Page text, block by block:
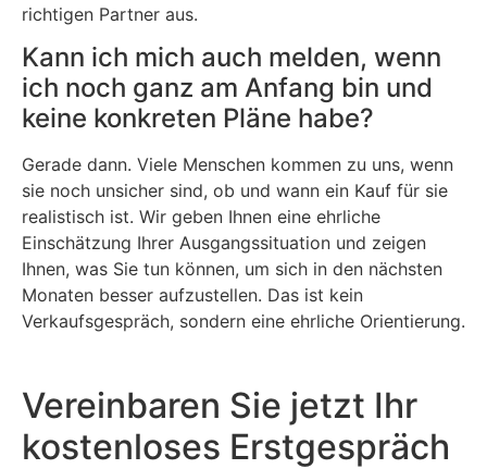
richtigen Partner aus.
Kann ich mich auch melden, wenn
ich noch ganz am Anfang bin und
keine konkreten Pläne habe?
Gerade dann. Viele Menschen kommen zu uns, wenn
sie noch unsicher sind, ob und wann ein Kauf für sie
realistisch ist. Wir geben Ihnen eine ehrliche
Einschätzung Ihrer Ausgangssituation und zeigen
Ihnen, was Sie tun können, um sich in den nächsten
Monaten besser aufzustellen. Das ist kein
Verkaufsgespräch, sondern eine ehrliche Orientierung.
Vereinbaren Sie jetzt Ihr
kostenloses Erstgespräch